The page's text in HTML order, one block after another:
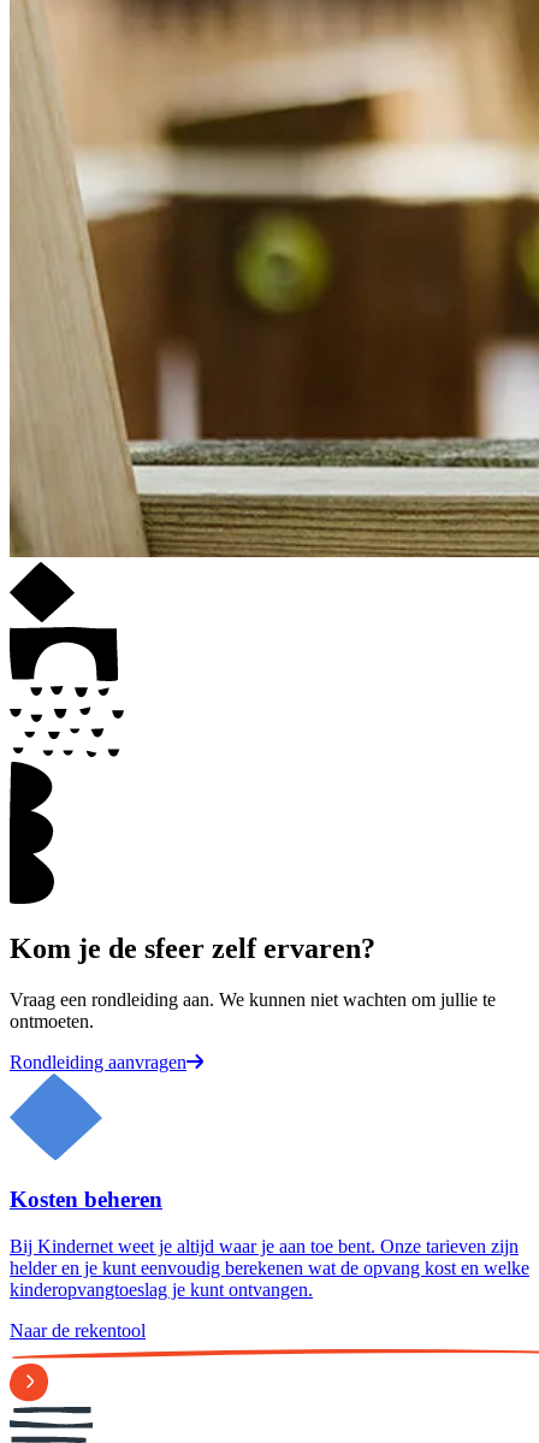
Kom je de sfeer zelf ervaren?
Vraag een rondleiding aan. We kunnen niet wachten om jullie te
ontmoeten.
Rondleiding aanvragen
Kosten beheren
Bij Kindernet weet je altijd waar je aan toe bent. Onze tarieven zijn
helder en je kunt eenvoudig berekenen wat de opvang kost en welke
kinderopvangtoeslag je kunt ontvangen.
Naar de rekentool